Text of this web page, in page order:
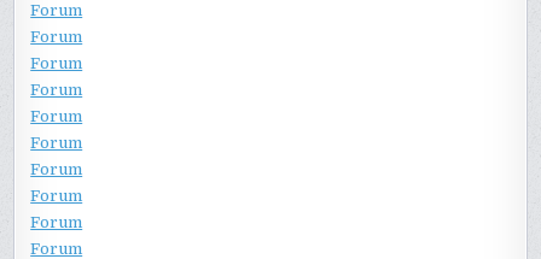
Forum
Forum
Forum
Forum
Forum
Forum
Forum
Forum
Forum
Forum